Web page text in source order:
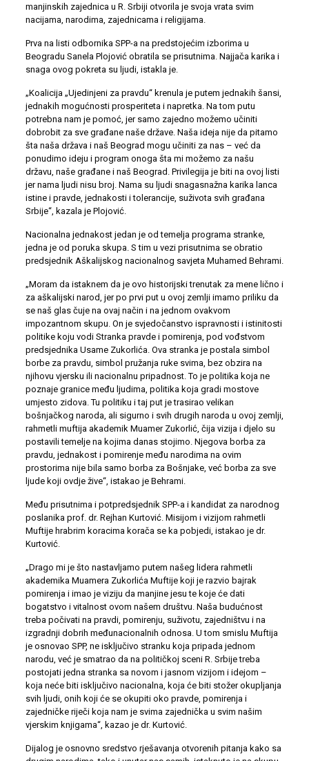
manjinskih zajednica u R. Srbiji otvorila je svoja vrata svim
nacijama, narodima, zajednicama i religijama.
Prva na listi odbornika SPP-a na predstojećim izborima u
Beogradu Sanela Plojović obratila se prisutnima. Najjača karika i
snaga ovog pokreta su ljudi, istakla je.
„Koalicija „Ujedinjeni za pravdu“ krenula je putem jednakih šansi,
jednakih mogućnosti prosperiteta i napretka. Na tom putu
potrebna nam je pomoć, jer samo zajedno možemo učiniti
dobrobit za sve građane naše države. Naša ideja nije da pitamo
šta naša država i naš Beograd mogu učiniti za nas – već da
ponudimo ideju i program onoga šta mi možemo za našu
državu, naše građane i naš Beograd. Privilegija je biti na ovoj listi
jer nama ljudi nisu broj. Nama su ljudi snagasnažna karika lanca
istine i pravde, jednakosti i tolerancije, suživota svih građana
Srbije“, kazala je Plojović.
Nacionalna jednakost jedan je od temelja programa stranke,
jedna je od poruka skupa. S tim u vezi prisutnima se obratio
predsjednik Aškalijskog nacionalnog savjeta Muhamed Behrami.
„Moram da istaknem da je ovo historijski trenutak za mene lično i
za aškalijski narod, jer po prvi put u ovoj zemlji imamo priliku da
se naš glas čuje na ovaj način i na jednom ovakvom
impozantnom skupu. On je svjedočanstvo ispravnosti i istinitosti
politike koju vodi Stranka pravde i pomirenja, pod vođstvom
predsjednika Usame Zukorlića. Ova stranka je postala simbol
borbe za pravdu, simbol pružanja ruke svima, bez obzira na
njihovu vjersku ili nacionalnu pripadnost. To je politika koja ne
poznaje granice među ljudima, politika koja gradi mostove
umjesto zidova. Tu politiku i taj put je trasirao velikan
bošnjačkog naroda, ali sigurno i svih drugih naroda u ovoj zemlji,
rahmetli muftija akademik Muamer Zukorlić, čija vizija i djelo su
postavili temelje na kojima danas stojimo. Njegova borba za
pravdu, jednakost i pomirenje među narodima na ovim
prostorima nije bila samo borba za Bošnjake, već borba za sve
ljude koji ovdje žive“, istakao je Behrami.
Među prisutnima i potpredsjednik SPP-a i kandidat za narodnog
poslanika prof. dr. Rejhan Kurtović. Misijom i vizijom rahmetli
Muftije hrabrim koracima korača se ka pobjedi, istakao je dr.
Kurtović.
„Drago mi je što nastavljamo putem našeg lidera rahmetli
akademika Muamera Zukorlića Muftije koji je razvio bajrak
pomirenja i imao je viziju da manjine jesu te koje će dati
bogatstvo i vitalnost ovom našem društvu. Naša budućnost
treba počivati na pravdi, pomirenju, suživotu, zajedništvu i na
izgradnji dobrih međunacionalnih odnosa. U tom smislu Muftija
je osnovao SPP, ne isključivo stranku koja pripada jednom
narodu, već je smatrao da na političkoj sceni R. Srbije treba
postojati jedna stranka sa novom i jasnom vizijom i idejom –
koja neće biti isključivo nacionalna, koja će biti stožer okupljanja
svih ljudi, onih koji će se okupiti oko pravde, pomirenja i
zajedničke riječi koja nam je svima zajednička u svim našim
vjerskim knjigama“, kazao je dr. Kurtović.
Dijalog je osnovno sredstvo rješavanja otvorenih pitanja kako sa